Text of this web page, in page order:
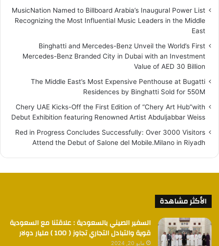
MusicNation Named to Billboard Arabia’s Inaugural Power List
Recognizing the Most Influential Music Leaders in the Middle
East
Binghatti and Mercedes-Benz Unveil the World’s First
Mercedes-Benz Branded City in Dubai with an Investment
Value of AED 30 Billion
The Middle East’s Most Expensive Penthouse at Bugatti
Residences by Binghatti Sold for 550M
Chery UAE Kicks-Off the First Edition of “Chery Art Hub”with
Debut Exhibition featuring Renowned Artist Abduljabbar Weiss
Red in Progress Concludes Successfully: Over 3000 Visitors
Attend the Debut of Salone del Mobile.Milano in Riyadh
الأكثر مشاهدة
السفير الصيني بالسعودية : علاقتنا مع السعودية
قوية والتبادل التجاري تجاوز ( 100 ) مليار دولار
مايو 20, 2024